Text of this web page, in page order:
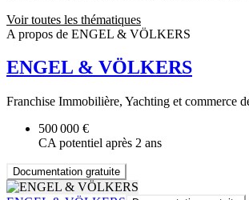
Voir toutes les thématiques
A propos de ENGEL & VÖLKERS
ENGEL & VÖLKERS
Franchise Immobilière, Yachting et commerce
500 000 €
CA potentiel après 2 ans
Documentation gratuite